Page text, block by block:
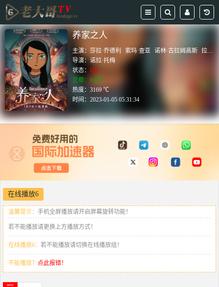
养家之人
主演：莎拉·乔德利 索玛·查亚 诺林·古拉姆高斯 拉腊·萨迪克
导演：诺拉·托梅
状态：HD
豆瓣：0.0分
热度：3169 ℃
时间：2023-01-05 05:31:34
在线播放6
温馨提示： 手机全屏播放请开启屏幕旋转功能！
若不能播放请更换上方播放方式！
在线播放6： 若不能播放请切换在线播放组！
不能播放？ 点此报错！